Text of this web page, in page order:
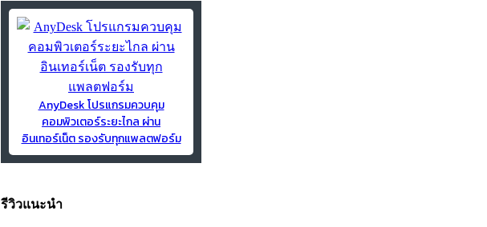
AnyDesk โปรแกรมควบคุม
คอมพิวเตอร์ระยะไกล ผ่าน
อินเทอร์เน็ต รองรับทุกแพลตฟอร์ม
รีวิวแนะนำ